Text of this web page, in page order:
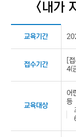
<내가
교육기간
접수기간
[
4(
교육대상
어
등